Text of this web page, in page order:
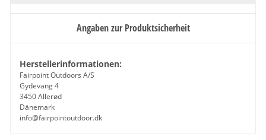
Angaben zur Produktsicherheit
Herstellerinformationen:
Fairpoint Outdoors A/S
Gydevang 4
3450 Allerød
Dänemark
info@fairpointoutdoor.dk